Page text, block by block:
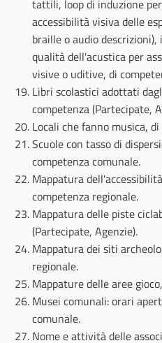
tattili, loop di induzione
accessibilità visiva delle
braille o audio
qualità dell'acustica per
visive o uditive, di
Libri scolastici adottati
competenza (Partecipate,
Locali che fanno musica,
Scuole con tasso di
competenza comunale.
Mappatura
competenza regionale.
Mappatura delle piste
(Partecipate, Agenzie).
Mappatura dei siti
regionale.
Mappature delle aree
Musei comunali: orari
comunale.
Nome e attività delle